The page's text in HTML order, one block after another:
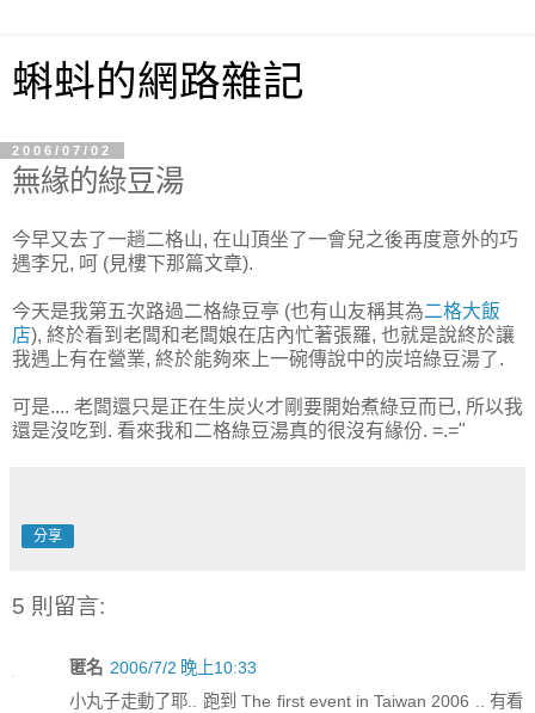
蝌蚪的網路雜記
2006/07/02
無緣的綠豆湯
今早又去了一趟二格山, 在山頂坐了一會兒之後再度意外的巧
遇李兄, 呵 (見樓下那篇文章).
今天是我第五次路過二格綠豆亭 (也有山友稱其為二格大飯
店), 終於看到老闆和老闆娘在店內忙著張羅, 也就是說終於讓
我遇上有在營業, 終於能夠來上一碗傳說中的炭培綠豆湯了.
可是.... 老闆還只是正在生炭火才剛要開始煮綠豆而已, 所以我
還是沒吃到. 看來我和二格綠豆湯真的很沒有緣份. =.="
分享
5 則留言:
匿名 2006/7/2 晚上10:33
小丸子走動了耶.. 跑到 The first event in Taiwan 2006 .. 有看